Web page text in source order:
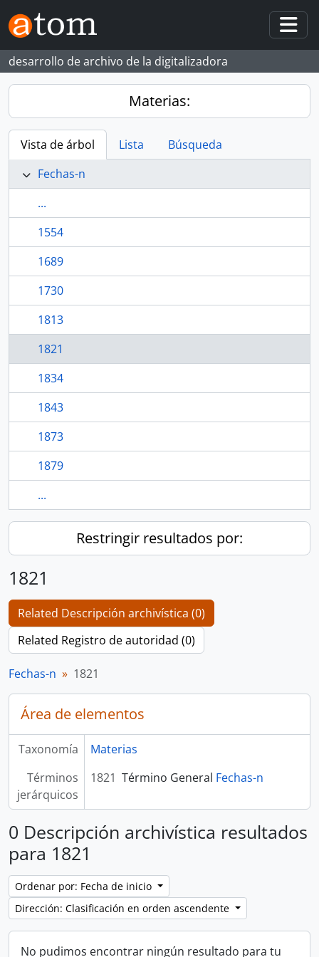
Skip to main content
desarrollo de archivo de la digitalizadora
Materias:
Vista de árbol Lista
Búsqueda
Fechas-n
...
1554
1689
1730
1813
1821
1834
1843
1873
1879
...
Restringir resultados por:
1821
Related Descripción archivística (0)
Related Registro de autoridad (0)
Fechas-n 1821
Área de elementos
Taxonomía
Materias
Términos
jerárquicos
1821 Término General Fechas-n
0 Descripción archivística resultados
para 1821
Ordenar por: Fecha de inicio
Dirección: Clasificación en orden ascendente
No pudimos encontrar ningún resultado para tu